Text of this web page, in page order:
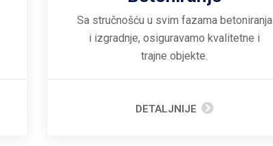
Sa stručnošću u svim fazama betoniranja
i izgradnje, osiguravamo kvalitetne i
trajne objekte.
DETALJNIJE